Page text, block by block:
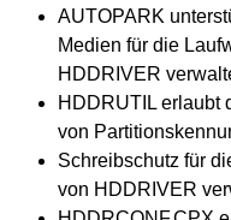
AUTOPARK
Medien für die
HDDRIVER
HDDRUTIL erlaubt
von
Schreibschutz für
von HDDRIVER